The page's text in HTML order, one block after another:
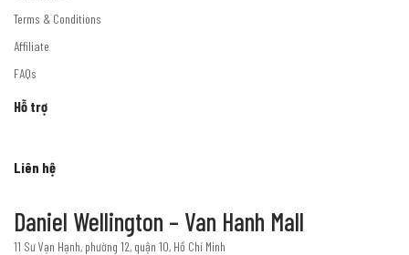
Terms & Conditions
Affiliate
FAQs
Hỗ trợ
Liên hệ
Daniel Wellington – Van Hanh Mall
11 Sư Vạn Hạnh, phường 12, quận 10, Hồ Chí Minh